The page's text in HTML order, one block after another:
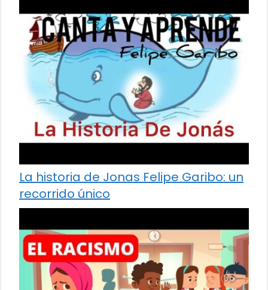
La historia de Jonas Felipe Garibo: un
recorrido único